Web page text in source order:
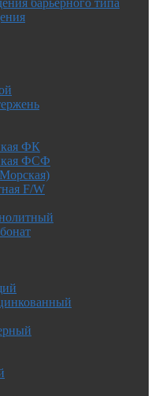
барьерного типа
ФК
ФСФ
F/W